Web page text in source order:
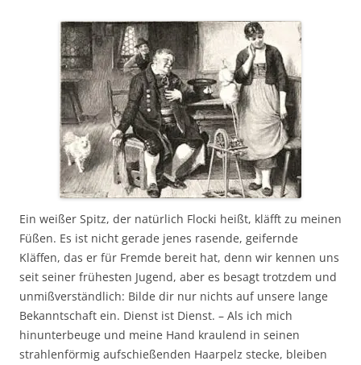
Ein weißer Spitz, der natürlich Flocki heißt, kläfft zu meinen
Füßen. Es ist nicht gerade jenes rasende, geifernde
Kläffen, das er für Fremde bereit hat, denn wir kennen uns
seit seiner frühesten Jugend, aber es besagt trotzdem und
unmißverständlich: Bilde dir nur nichts auf unsere lange
Bekanntschaft ein. Dienst ist Dienst. – Als ich mich
hinunterbeuge und meine Hand kraulend in seinen
strahlenförmig aufschießenden Haarpelz stecke, bleiben